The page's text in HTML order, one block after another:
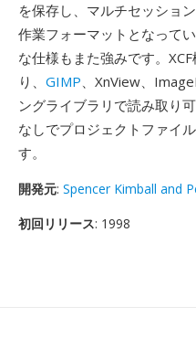
を保存し、マルチセッショ
作業フォーマットとなって
な仕様もまた強みです。
り、 GIMP、XnView、
ングライブラリで読み取り
なしでプロジェクトファイ
す。
開発元: Spencer Kimball and
初回リリース: 1998